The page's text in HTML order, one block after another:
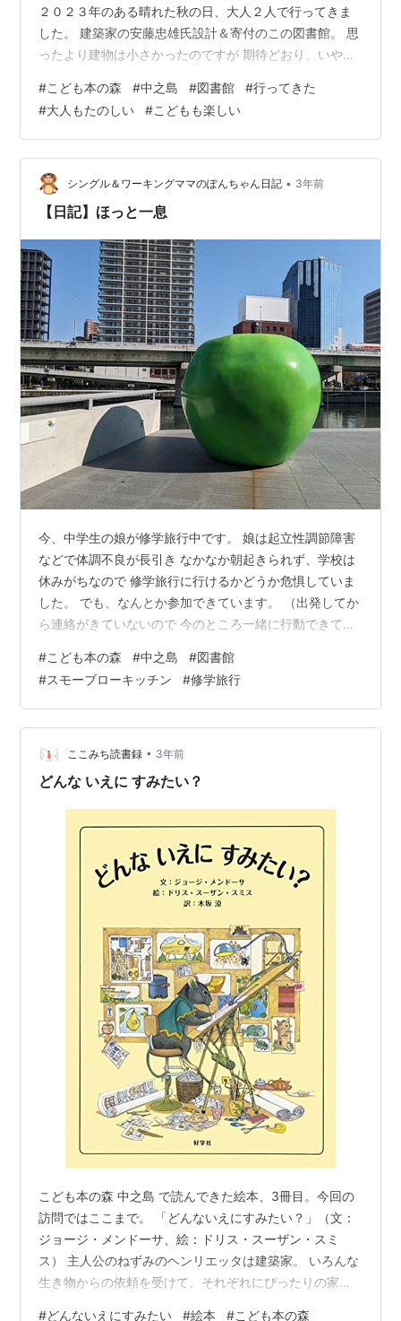
２０２３年のある晴れた秋の日、大人２人で行ってきま
した。 建築家の安藤忠雄氏設計＆寄付のこの図書館。 思
ったより建物は小さかったのですが 期待どおり、いや期
『こども』と名がついた図書館ですが 子どもはもちろん
大人も十分楽しめますよ♪ もちろん無料で！ 壁全体が
『本』な空間の迫力 心のままに本を手にとる 狭いところ
が好き♡ １２のテーマで選書 通りすがりに目がいっちゃ
う 大人が楽しめる本もたくさん 予約制なのがちょっと面
倒 時間が足りない ア…
#こども本の森 #中之島 #図書館 #行ってきた
#大人もたのしい #こどもも楽しい
シングル＆ワーキングママのぽんちゃん日記 • 3年前
【日記】ほっと一息
今、中学生の娘が修学旅行中です。 娘は起立性調節障害
などで体調不良が長引き なかなか朝起きられず、学校は
休みがちなので 修学旅行に行けるかどうか危惧していま
した。 でも、なんとか参加できています。 （出発してか
ら連絡がきていないので 今のところ一緒に行動できてい
学校の長期の旅行は小学校５年生の林間学校 以来、久し
ぶりです。 初日は新大阪に朝早く集合だったので そもそ
も集合時間に間に合うか心配してました。 家から新大阪
までは距離があり 普段は使わないルートで行くので 集合
場所まで送っていけるようにと 出発当日は会社の有給休
暇をとりスタンバイ(…
#こども本の森 #中之島 #図書館
#スモーブローキッチン #修学旅行
ここみち読書録 • 3年前
どんな いえに すみたい？
こども本の森 中之島 で読んできた絵本、3冊目。今回の
訪問ではここまで。 「どんないえにすみたい？」（文：
ジョージ・メンドーサ、絵：ドリス・スーザン・スミ
ス） 主人公のねずみのヘンリエッタは建築家。 いろんな
生き物からの依頼を受けて、それぞれにぴったりの家を
#どんないえにすみたい #絵本 #こども本の森